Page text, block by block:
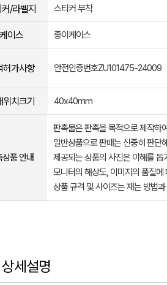
/라벨지 스티커 부착
케이스 종이케이스
허가사항 안전인증번호ZU101475-24009
위치크기 40x40mm
상품 안내
판촉물은 판촉을 목적으로 제작하
일반상품으로 판매는 신중히 판단
제공되는 상품의 사진은 이해를
모니터의 해상도, 이미지의 품질
상품 규격 및 사이즈는 재는 방법
세설명